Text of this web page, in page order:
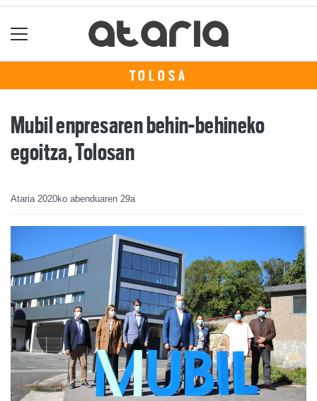
TOLOSA
Mubil enpresaren behin-behineko
egoitza, Tolosan
Ataria 2020ko abenduaren 29a